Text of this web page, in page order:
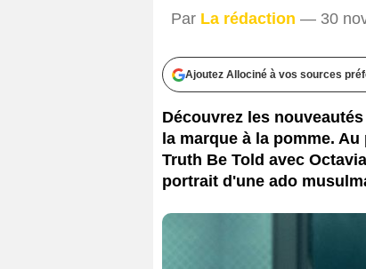
Par La rédaction — 30
Ajoutez Allociné à vos sources
Découvrez les
la marque à la pomme.
Truth Be Told avec
portrait d'une ado